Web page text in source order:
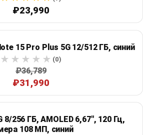
₽23,990
15 Pro Plus 5G 12/512 ГБ, синий
(0)
₽36,789
₽31,990
8/256 ГБ, AMOLED 6,67", 120 Гц,
108 МП, синий